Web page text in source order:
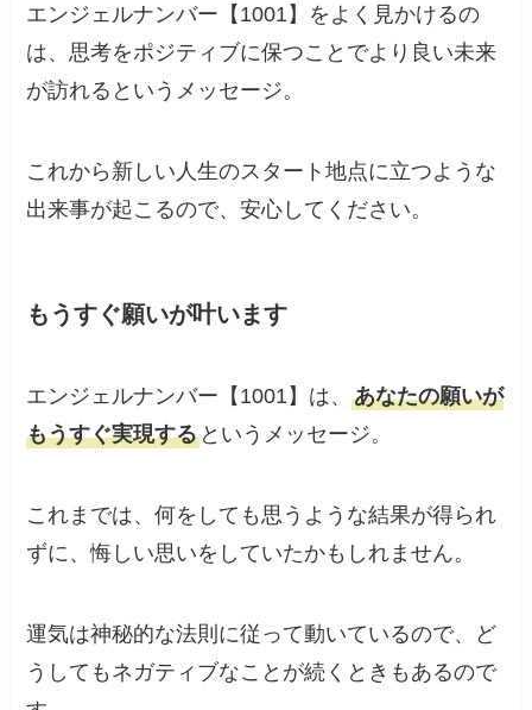
エンジェルナンバー【1001】をよく見かけるの
は、思考をポジティブに保つことでより良い未来
が訪れるというメッセージ。
これから新しい人生のスタート地点に立つような
出来事が起こるので、安心してください。
もうすぐ願いが叶います
エンジェルナンバー【1001】は、あなたの願いが
もうすぐ実現する というメッセージ。
これまでは、何をしても思うような結果が得られ
ずに、悔しい思いをしていたかもしれません。
運気は神秘的な法則に従って動いているので、ど
うしてもネガティブなことが続くときもあるので